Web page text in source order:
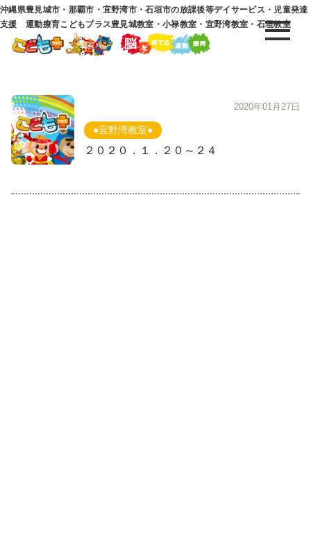
沖縄県豊見城市・那覇市・宜野湾市・石垣市の放課後等デイサービス・児童発達
支援 運動療育こどもプラス豊見城教室・小禄教室・宜野湾教室・石垣教室
●宜野湾教室●
２０２０．１．２０～２４
2020年01月27日